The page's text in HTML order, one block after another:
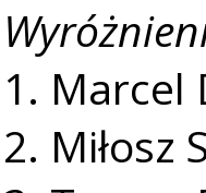
1. Marcel
2. Miłosz